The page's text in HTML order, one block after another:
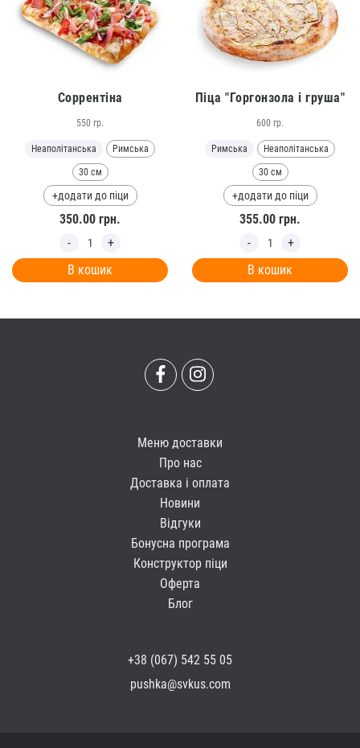
Соррентіна
550 гр.
Неаполітанська Римська
30 см
+додати до піци
350.00 грн.
В кошик
Піца "Горгонзола і груша"
600 гр.
Римська Неаполітанська
30 см
+додати до піци
355.00 грн.
В кошик
Меню доставки
Про нас
Доставка і оплата
Новини
Відгуки
Бонусна програма
Конструктор піци
Оферта
Блог
+38 (067) 542 55 05
pushka@svkus.com